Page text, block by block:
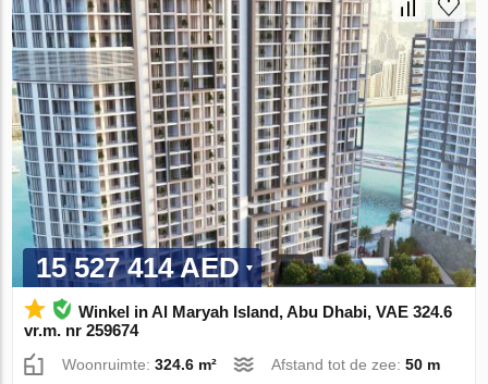
15 527 414 AED
Winkel in Al Maryah Island, Abu Dhabi, VAE 324.6
vr.m. nr 259674
Woonruimte:324.6 m² Afstand tot de zee:50 m